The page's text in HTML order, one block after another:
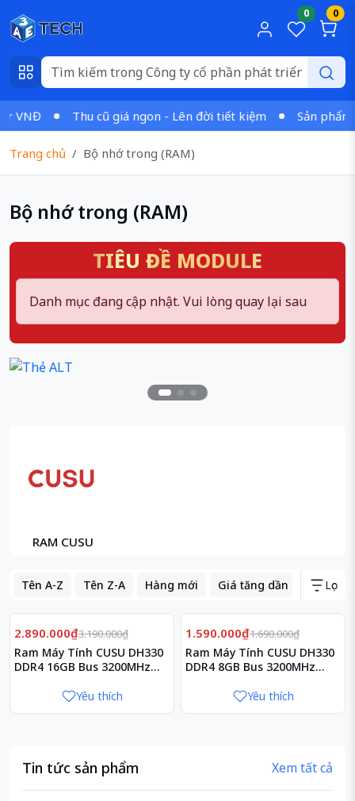
0 0
VNĐ Thu cũ giá ngon - Lên đời tiết kiệm Sản phẩm
Trang chủ Bộ nhớ trong (RAM)
Bộ nhớ trong (RAM)
TIÊU ĐỀ MODULE
Danh mục đang cập nhật. Vui lòng quay lại sau
RAM CUSU
Tên A-Z Tên Z-A Hàng mới Giá tăng dần GiáLọc
Giảm 9%
2.890.000₫3.190.000₫
Ram Máy Tính CUSU DH330
DDR4 16GB Bus 3200MHz
Yêu thích
Giảm 6%
1.590.000₫1.690.000₫
Ram Máy Tính CUSU DH330
DDR4 8GB Bus 3200MHz
Yêu thích
Tin tức sản phẩm Xem tất cả